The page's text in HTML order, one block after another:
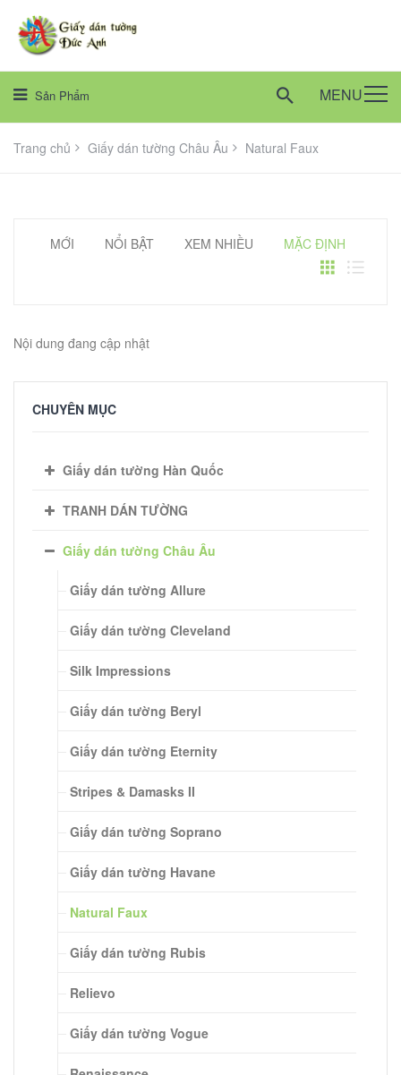
Sản Phẩm MENU
Trang chủ Giấy dán tường Châu Âu Natural Faux
CHUYÊN MỤC
Giấy dán tường Hàn Quốc
TRANH DÁN TƯỜNG
Giấy dán tường Châu Âu
Giấy dán tường Allure
Giấy dán tường Cleveland
Silk Impressions
Giấy dán tường Beryl
Giấy dán tường Eternity
Stripes & Damasks II
Giấy dán tường Soprano
Giấy dán tường Havane
Natural Faux
Giấy dán tường Rubis
Relievo
Giấy dán tường Vogue
MỚI NỔI BẬT XEM NHIỀU MẶC ĐỊNH
Nội dung đang cập nhật